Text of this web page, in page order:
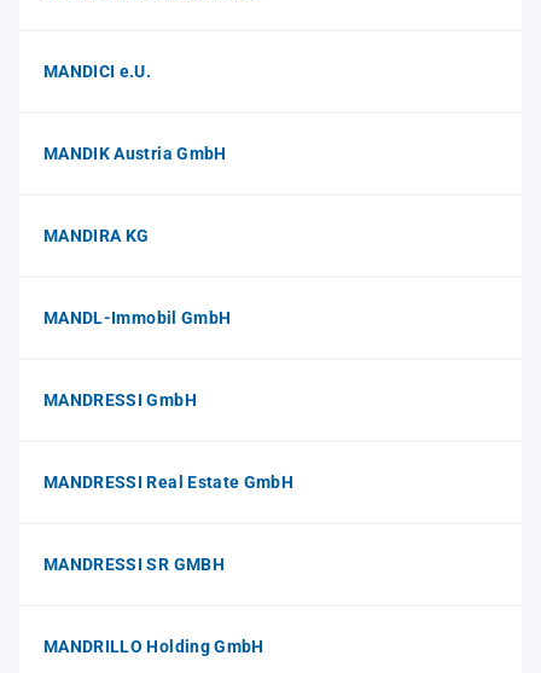
MANDICI e.U.
MANDIK Austria GmbH
MANDIRA KG
MANDL-Immobil GmbH
MANDRESSI GmbH
MANDRESSI Real Estate GmbH
MANDRESSI SR GMBH
MANDRILLO Holding GmbH